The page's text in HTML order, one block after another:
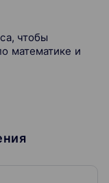
чтобы
математике и